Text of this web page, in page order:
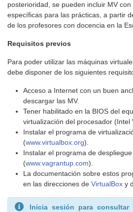
posterioridad, se pueden incluir MV
específicas para las prácticas, a partir
de los profesores con docencia en la
Requisitos previos
Para poder utilizar las máquinas
debe disponer de los siguientes
Acceso a Internet con un buen
descargar las MV.
Tener habilitado en la BIOS del
virtualización del procesador (Intel
Instalar el programa de
(www.virtualbox.org).
Instalar el programa de
(www.vagrantup.com).
La documentación sobre estos
en las direcciones de VirtualBox y
Inicia sesión para consultar